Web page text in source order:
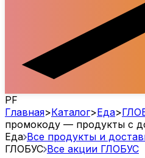
PF
Главная>Каталог>Еда>
промокоду — продукты с
Еда Все продукты и
ГЛОБУС Все акции ГЛОБУС